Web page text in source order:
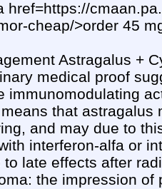
href=https://
cheap/>order 45
Astragalus +
medical proof
immunomodulating
that astragalus
and may due to
interferon-alfa or
late effects after
the impression of